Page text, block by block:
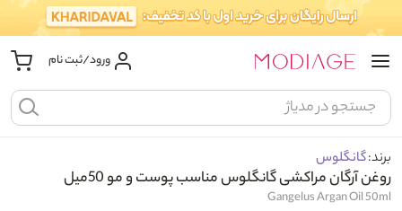
ورود/ثبت نام
برند:گانگلوس
روغن آرگان مراکشی گانگلوس مناسب پوست و مو 50میل
Gangelus Argan Oil 50ml